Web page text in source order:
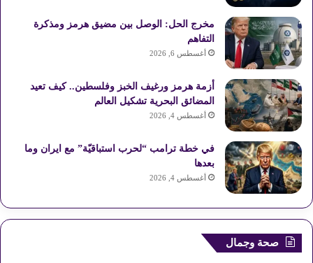
ت
ق
R
مخرج الحل: الوصل بين مضيق هرمز ومذكرة
التفاهم
أغسطس 6, 2026
أزمة هرمز ورغيف الخبز وفلسطين.. كيف تعيد
المضائق البحرية تشكيل العالم
أغسطس 4, 2026
في خطة ترامب “لحرب استباقيّة” مع ايران وما
بعدها
أغسطس 4, 2026
صحة وجمال